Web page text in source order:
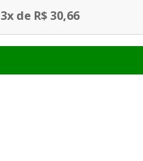
3x de R$ 30,66